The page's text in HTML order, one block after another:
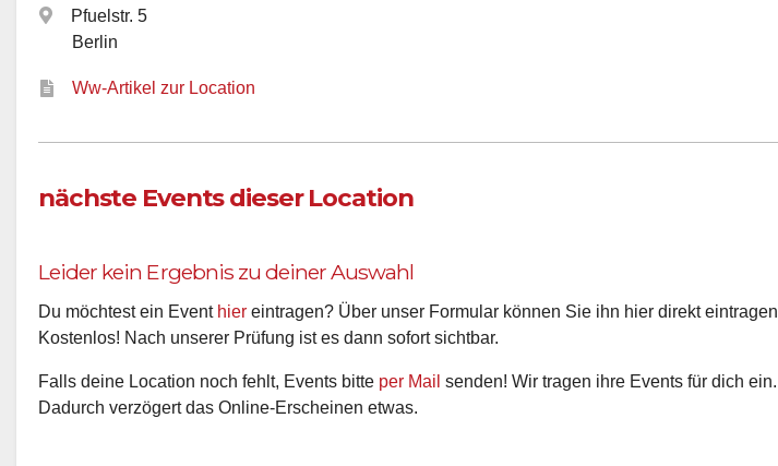
Pfuelstr. 5
Berlin
Ww-Artikel zur Location
nächste Events dieser Location
Leider kein Ergebnis zu deiner Auswahl
Du möchtest ein Event hier eintragen? Über unser Formular können Sie ihn hier direkt eintragen.
Kostenlos! Nach unserer Prüfung ist es dann sofort sichtbar.
Falls deine Location noch fehlt, Events bitte per Mail senden! Wir tragen ihre Events für dich ein.
Dadurch verzögert das Online-Erscheinen etwas.